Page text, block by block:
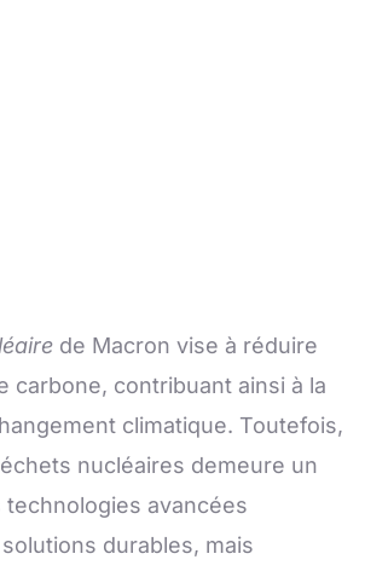
de Macron vise à réduire
carbone, contribuant ainsi à la
climatique. Toutefois,
nucléaires demeure un
technologies avancées
durables, mais